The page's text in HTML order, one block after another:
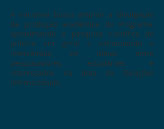
A iniciativa busca ampliar a divulgação
da produção acadêmica do Programa,
aproximando a pesquisa científica do
público em geral e estimulando o
intercâmbio de ideias entre
pesquisadores, estudantes e
interessados na área de Relações
Internacionais.